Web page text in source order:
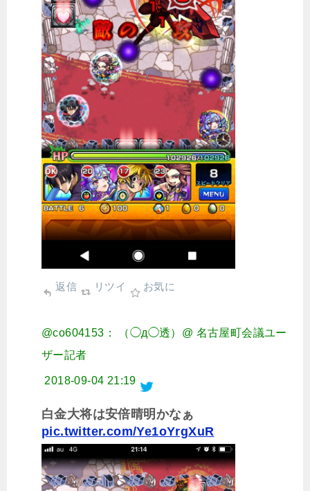
返信 リツイ お気に
@co604153： （◯д◯透）@ 名古屋町会議ユー
ザー記者
2018-09-04 21:19
白金大将は安倍晴明かなぁ
pic.twitter.com/Ye1oYrgXuR